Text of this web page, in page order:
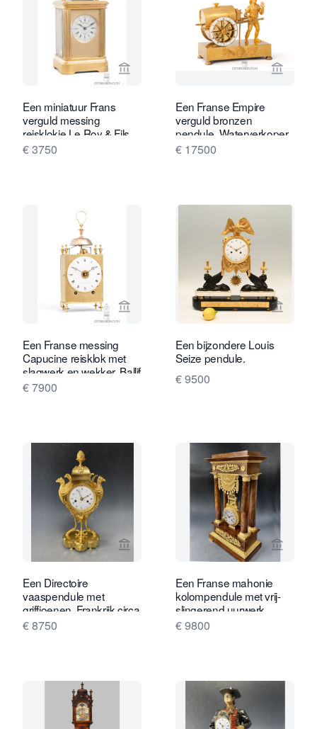
Bekijk verkoperspagina van Gude &
Een miniatuur Frans
verguld messing
reisklokje Le Roy & Fils,
circa 1890.
€ 3750
Bekijk
Een Franse Empire
verguld bronzen
pendule, Waterverkoper,
circa 1810.
€ 17500
Bekijk verkoperspagina van Gude &
Een Franse messing
Capucine reisklok met
slagwerk en wekker, Ballif
A Toulouse, circa 1800
€ 7900
Bekijk
Een bijzondere Louis
Seize pendule.
€ 9500
Bekijk verkoperspagina van Van
Een Directoire
vaaspendule met
griffioenen, Frankrijk circa
1800.
€ 8750
Bekijk
Een Franse mahonie
kolompendule met vrij-
slingerend uurwerk,
Empire circa 1820-30.
€ 9800